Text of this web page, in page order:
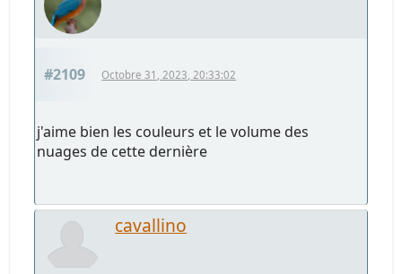
#2109 Octobre 31, 2023, 20:33:02
j'aime bien les couleurs et le volume des
nuages de cette dernière
cavallino